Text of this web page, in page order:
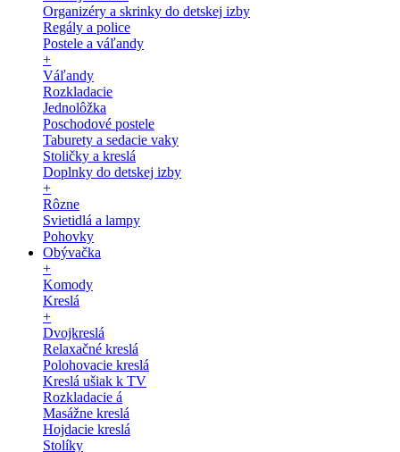
Organizéry a skrinky do detskej izby
Regály a police
Postele a váľandy
+
Váľandy
Rozkladacie
Jednolôžka
Poschodové postele
Taburety a sedacie vaky
Stoličky a kreslá
Doplnky do detskej izby
+
Rôzne
Svietidlá a lampy
Pohovky
Obývačka
+
Komody
Kreslá
+
Dvojkreslá
Relaxačné kreslá
Polohovacie kreslá
Kreslá ušiak k TV
Rozkladacie á
Masážne kreslá
Hojdacie kreslá
Stolíky